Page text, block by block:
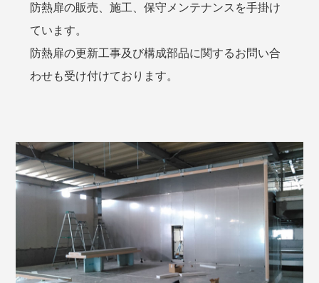
防熱扉の販売、施工、保守メンテナンスを手掛け
ています。
防熱扉の更新工事及び構成部品に関するお問い合
わせも受け付けております。